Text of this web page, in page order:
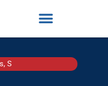
, S